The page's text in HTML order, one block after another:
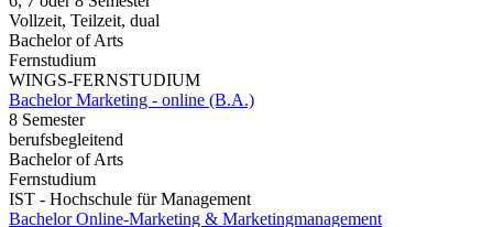
Vollzeit, Teilzeit, dual
Bachelor of Arts
Fernstudium
WINGS-FERNSTUDIUM
Bachelor Marketing - online (B.A.)
8 Semester
berufsbegleitend
Bachelor of Arts
Fernstudium
IST - Hochschule für Management
Bachelor Online-Marketing & Marketingmanagement